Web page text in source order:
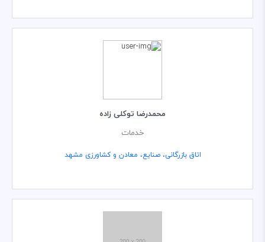
محمدرضا توکلی زاده
خدمات
اتاق بازرگانی، صنایع، معادن و کشاورزی مشهد